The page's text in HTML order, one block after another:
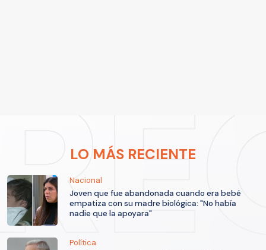
LO MÁS RECIENTE
Nacional
Joven que fue abandonada cuando era bebé
empatiza con su madre biológica: "No había
nadie que la apoyara"
Política